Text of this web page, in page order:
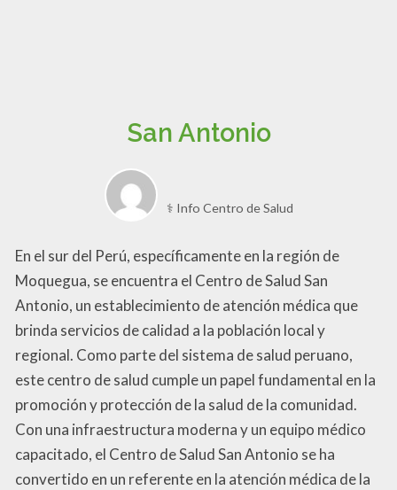
San Antonio
⚕️ Info Centro de Salud
En el sur del Perú, específicamente en la región de
Moquegua, se encuentra el Centro de Salud San
Antonio, un establecimiento de atención médica que
brinda servicios de calidad a la población local y
regional. Como parte del sistema de salud peruano,
este centro de salud cumple un papel fundamental en la
promoción y protección de la salud de la comunidad.
Con una infraestructura moderna y un equipo médico
capacitado, el Centro de Salud San Antonio se ha
convertido en un referente en la atención médica de la